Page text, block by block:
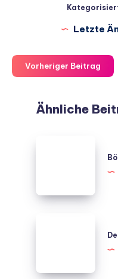
Letzte
Vorheriger Beitrag
Ähnliche